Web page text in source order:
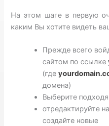
На этом шаге в первую
каким Вы хотите видеть
Прежде всего
сайтом по ссылке
(где
домена)
Выберите
отредактируйте
создайте новые